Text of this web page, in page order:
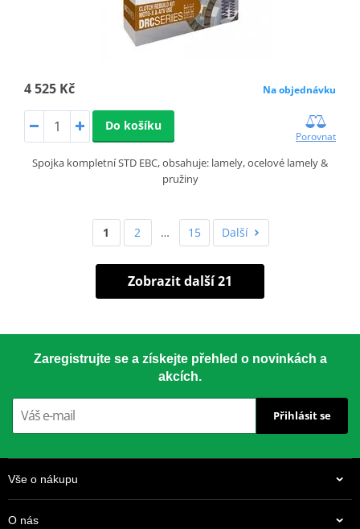
4 525 Kč Na objednávku
Do košíku
Porovnat
Spojka kompletní STD EBC, obsahuje: lamely, ocelové lamely &
pružiny
1 2 … 15 Další
Zobrazit další 21
Zaregistrujte se a získejte přehled o novinkách a
akcích.
Přihlásit se
Vše o nákupu
O nás